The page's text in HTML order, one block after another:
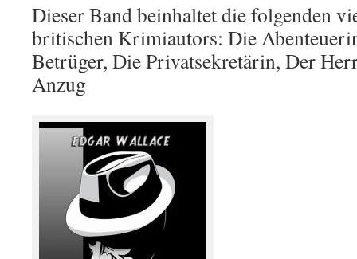
Dieser Band beinhaltet die folgenden
britischen Krimiautors: Die
Betrüger, Die Privatsekretärin, Der
Anzug